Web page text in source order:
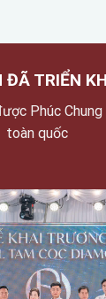
ĐÃ TRIỂN
Phúc
toàn quốc